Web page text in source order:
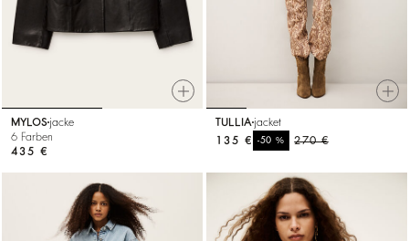
MYLOS jacke
6 Farben
435 €
TULLIA jacket
270 €
-50%
135 €